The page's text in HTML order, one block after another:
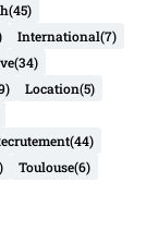
(45)
International(7)
(34)
Location(5)
(44)
Toulouse(6)